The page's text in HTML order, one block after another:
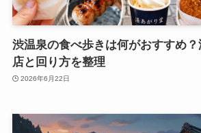
渋温泉の食べ歩きは何がおすすめ
店と回り方を整理
2026年6月22日